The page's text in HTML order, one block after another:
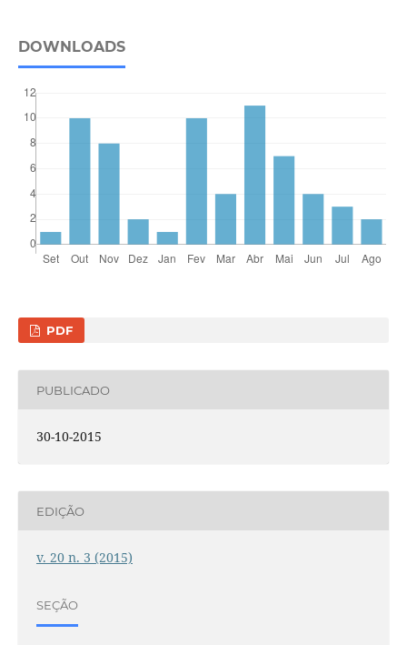
DOWNLOADS
PDF
PUBLICADO
30-10-2015
EDIÇÃO
v. 20 n. 3 (2015)
SEÇÃO